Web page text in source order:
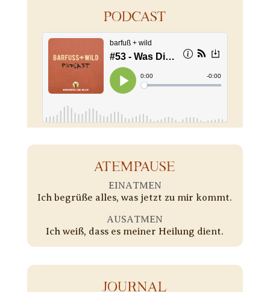
PODCAST
ATEMPAUSE
EINATMEN
Ich begrüße alles, was jetzt zu mir kommt.
AUSATMEN
Ich weiß, dass es meiner Heilung dient.
JOURNAL